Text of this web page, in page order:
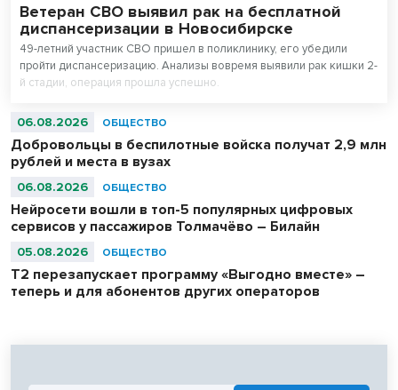
Ветеран СВО выявил рак на бесплатной
диспансеризации в Новосибирске
49-летний участник СВО пришел в поликлинику, его убедили
пройти диспансеризацию. Анализы вовремя выявили рак кишки 2-
й стадии, операция прошла успешно.
06.08.2026 ОБЩЕСТВО
Добровольцы в беспилотные войска получат 2,9 млн
рублей и места в вузах
06.08.2026 ОБЩЕСТВО
Нейросети вошли в топ-5 популярных цифровых
сервисов у пассажиров Толмачёво – Билайн
05.08.2026 ОБЩЕСТВО
Т2 перезапускает программу «Выгодно вместе» –
теперь и для абонентов других операторов